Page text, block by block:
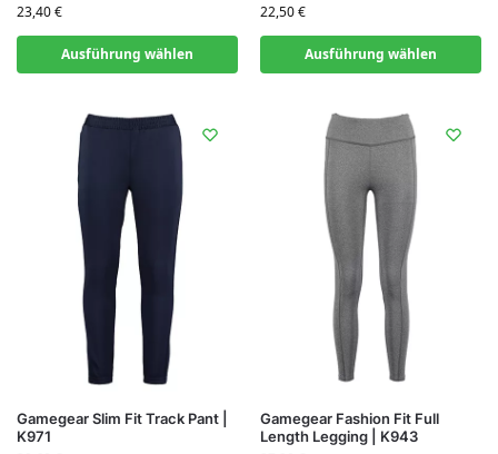
23,40€
Ausführung wählen
22,50€
Ausführung wählen
Gamegear Slim Fit Track Pant |
K971
Gamegear Fashion Fit Full
Length Legging | K943